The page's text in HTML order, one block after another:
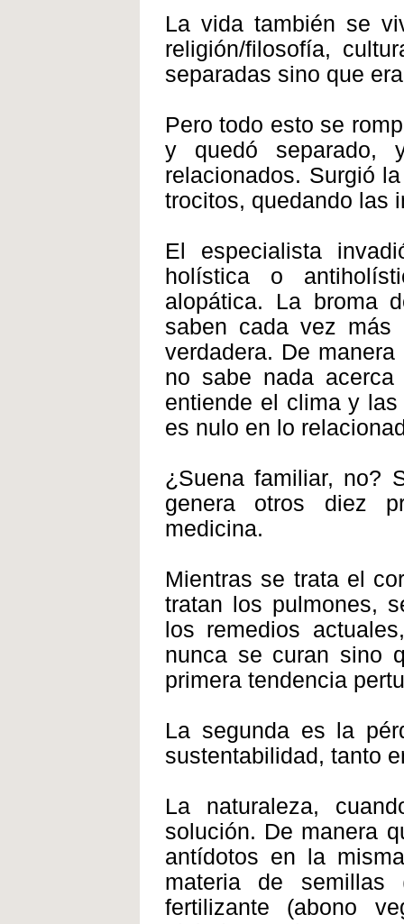
La vida también se
religión/filosofía,
separadas sino que
Pero todo esto se
y quedó separado,
relacionados. Surgió
trocitos, quedando las
El especialista
holística o
alopática. La broma
saben cada vez más
verdadera. De
no sabe nada
entiende el clima y
es nulo en lo
¿Suena familiar, no?
genera otros diez
medicina.
Mientras se trata el
tratan los pulmones,
los remedios
nunca se curan sino
primera tendencia
La segunda es la
sustentabilidad, tanto
La naturaleza,
solución. De manera
antídotos en la
materia de
fertilizante (abono